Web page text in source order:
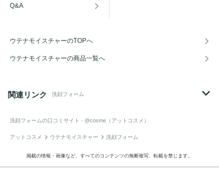
Q&A
ウテナモイスチャーのTOPへ
ウテナモイスチャーの商品一覧へ
関連リンク 洗顔フォーム
洗顔フォームの口コミサイト - @cosme（アットコスメ）
アットコスメ ウテナモイスチャー 洗顔フォーム
掲載の情報・画像など、すべてのコンテンツの無断複写、転載を禁じます。